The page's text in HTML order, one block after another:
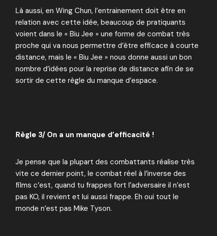
Là aussi, en Wing Chun, l’entrainement doit être en
relation avec cette idée, beaucoup de pratiquants
voient dans le « Biu Jee » une forme de combat très
proche qui va nous permettre d’être efficace à courte
distance, mais le « Biu Jee » nous donne aussi un bon
nombre d’idées pour la reprise de distance afin de se
sortir de cette règle du manque d’espace.
Règle 3/ On a un manque d’efficacité !
Je pense que la plupart des combattants réalise très
vite ce dernier point, le combat réel à l’inverse des
films c’est, quand tu frappes fort l’adversaire il n’est
pas KO, il revient et lui aussi frappe. Eh oui tout le
monde n’est pas Mike Tyson.